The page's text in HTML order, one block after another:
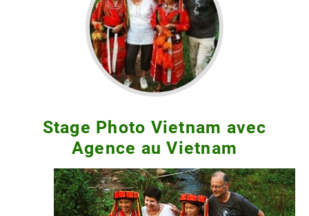
Stage Photo Vietnam avec
Agence au Vietnam